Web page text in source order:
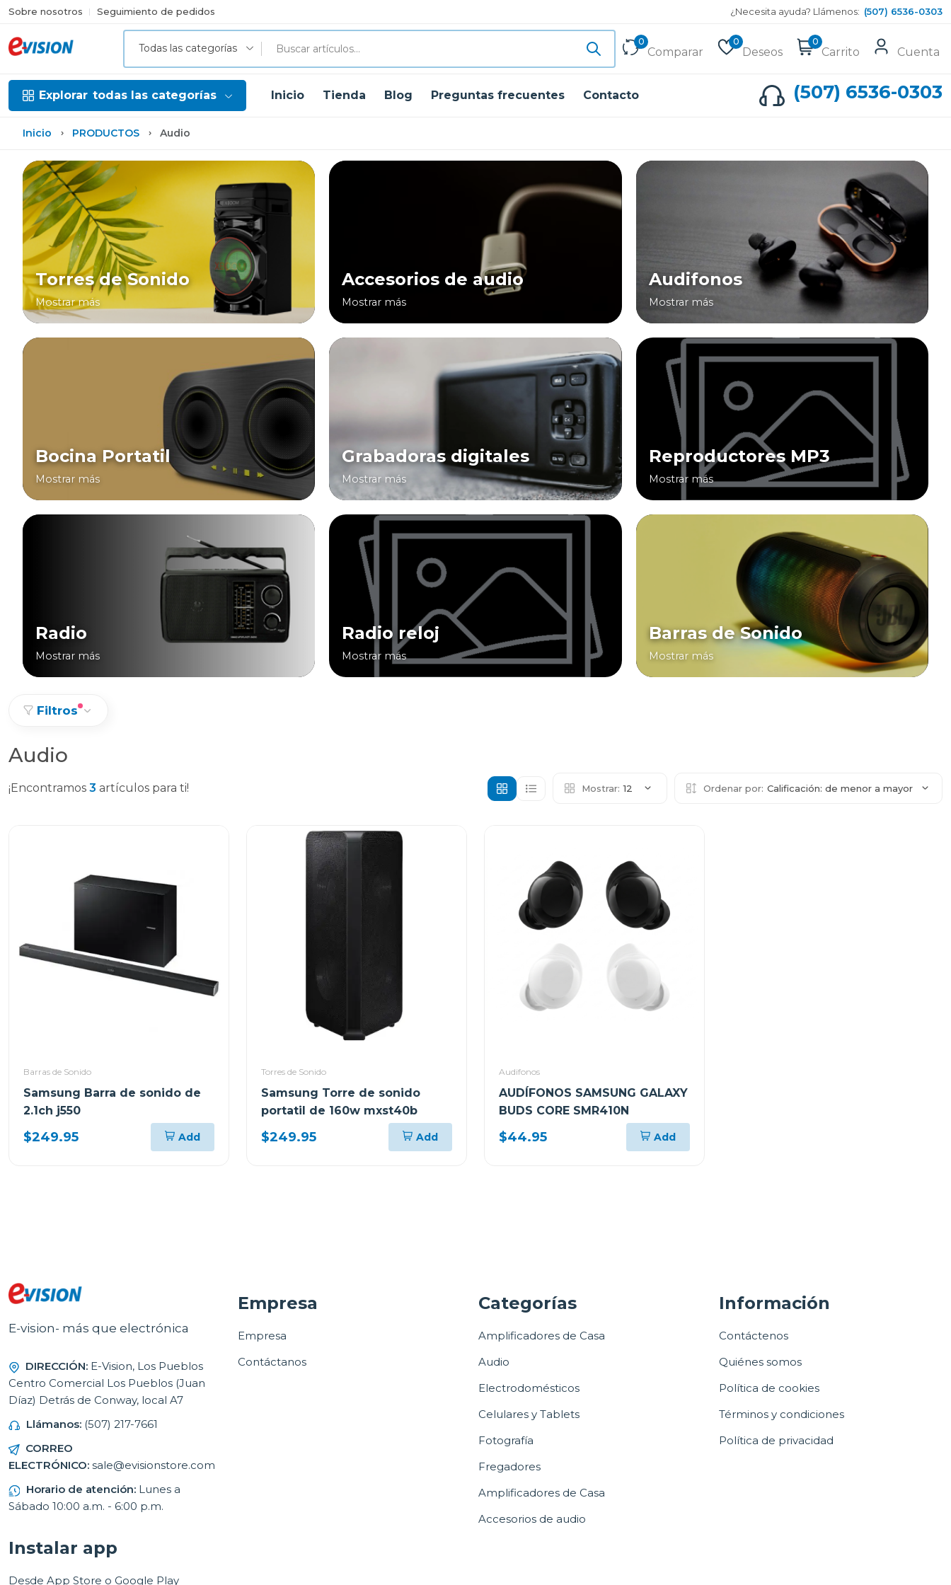
Sobre nosotros Seguimiento de pedidos ¿Necesita ayuda? Llámenos: (507) 6536-0303
Todas las categorías
0
Comparar
0
Deseos
0
Carrito Cuenta
Explorar todas las categorías Inicio Tienda Blog Preguntas frecuentes Contacto (507) 6536-0303
Inicio PRODUCTOS Audio
Torres de Sonido
Mostrar más
Accesorios de audio
Mostrar más
Audifonos
Mostrar más
Bocina Portatil
Mostrar más
Grabadoras digitales
Mostrar más
Reproductores MP3
Mostrar más
Radio
Mostrar más
Radio reloj
Mostrar más
Barras de Sonido
Mostrar más
Filtros
Audio
¡Encontramos 3 artículos para ti! Mostrar: 12 Ordenar por: Calificación: de menor a mayor
Barras de Sonido
Samsung Barra de sonido de
2.1ch j550
$249.95 Add
Torres de Sonido
Samsung Torre de sonido
portatil de 160w mxst40b
$249.95 Add
Audifonos
AUDÍFONOS SAMSUNG GALAXY
BUDS CORE SMR410N
$44.95 Add
E-vision- más que electrónica
DIRECCIÓN: E-Vision, Los Pueblos
Centro Comercial Los Pueblos (Juan
Díaz) Detrás de Conway, local A7
Llámanos: (507) 217-7661
CORREO
ELECTRÓNICO: sale@evisionstore.com
Horario de atención: Lunes a
Sábado 10:00 a.m. - 6:00 p.m.
Empresa
Empresa
Contáctanos
Categorías
Amplificadores de Casa
Audio
Electrodomésticos
Celulares y Tablets
Fotografía
Fregadores
Amplificadores de Casa
Accesorios de audio
Información
Contáctenos
Quiénes somos
Política de cookies
Términos y condiciones
Política de privacidad
Instalar app
Desde App Store o Google Play